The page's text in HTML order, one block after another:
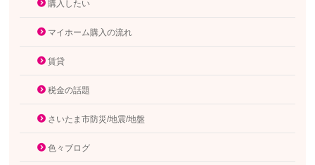
購入したい
マイホーム購入の流れ
賃貸
税金の話題
さいたま市防災/地震/地盤
色々ブログ